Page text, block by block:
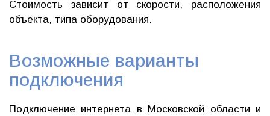
Стоимость зависит от скорости, расположения
объекта, типа оборудования.
Возможные варианты
подключения
Подключение интернета в Московской области и